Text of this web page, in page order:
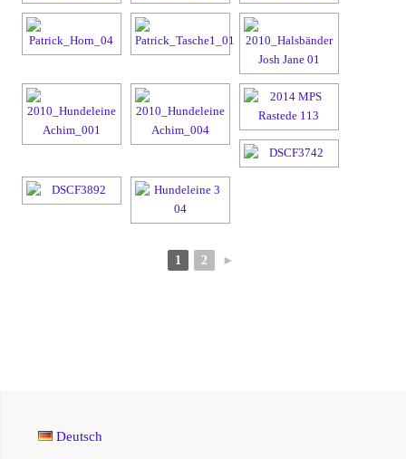
1 2 ►
Deutsch